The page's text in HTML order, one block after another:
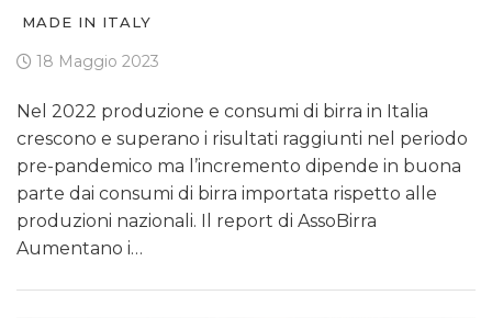
MADE IN ITALY
18 Maggio 2023
Nel 2022 produzione e consumi di birra in Italia
crescono e superano i risultati raggiunti nel periodo
pre-pandemico ma l’incremento dipende in buona
parte dai consumi di birra importata rispetto alle
produzioni nazionali. Il report di AssoBirra
Aumentano i…